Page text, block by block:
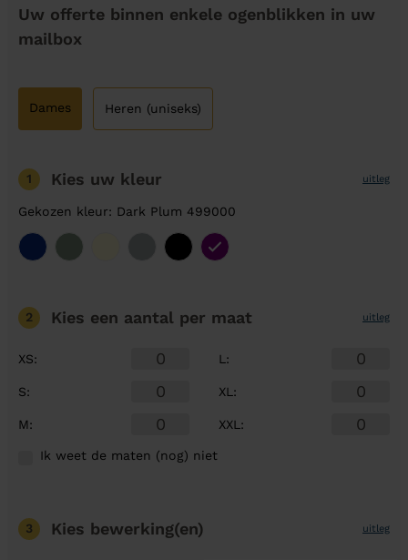
Uw offerte binnen enkele ogenblikken in uw
mailbox
Dames Heren (uniseks)
1 Kies uw kleur uitleg
Gekozen kleur: Dark Plum 499000
2 Kies een aantal per maat uitleg
XS:
S:
M:
L :
XL :
XXL :
Ik weet de maten (nog) niet
3 Kies bewerking(en) uitleg